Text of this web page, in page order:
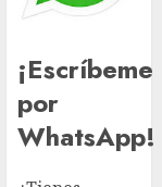
¡Escríbeme
por
WhatsApp!